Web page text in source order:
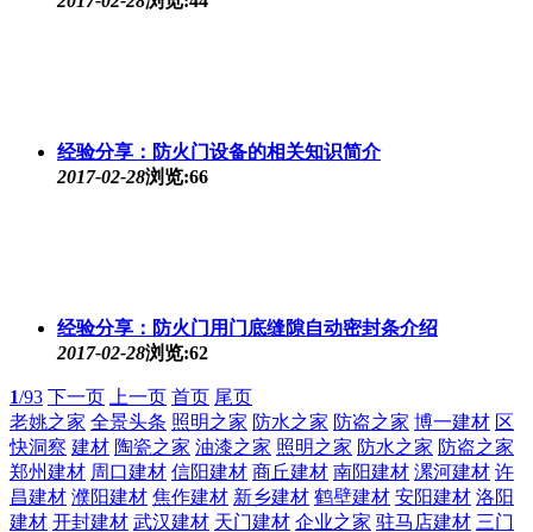
经验分享：防火门设备的相关知识简介
2017-02-28浏览:66
经验分享：防火门用门底缝隙自动密封条介绍
2017-02-28浏览:62
1/93 下一页 上一页 首页 尾页
老姚之家 全景头条 照明之家 防水之家 防盗之家 博一建材 区
快洞察 建材 陶瓷之家 油漆之家 照明之家 防水之家 防盗之家
郑州建材 周口建材 信阳建材 商丘建材 南阳建材 漯河建材 许
昌建材 濮阳建材 焦作建材 新乡建材 鹤壁建材 安阳建材 洛阳
建材 开封建材 武汉建材 天门建材 企业之家 驻马店建材 三门